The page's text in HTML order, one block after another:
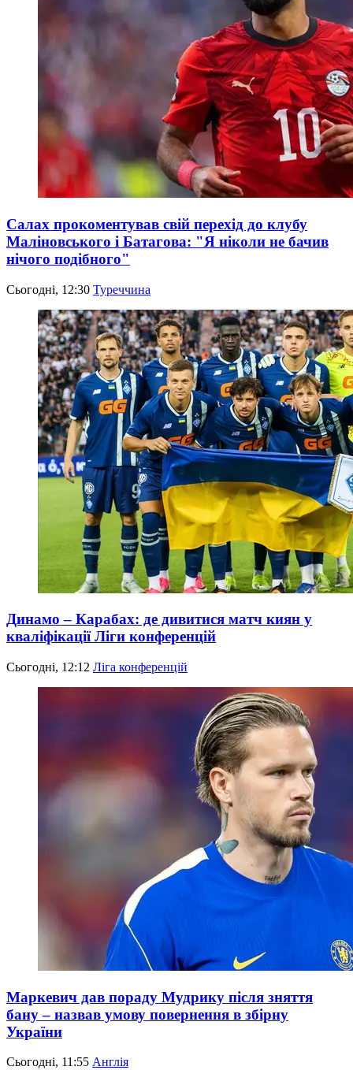
Салах прокоментував свій перехід до клубу
Маліновського і Батагова: "Я ніколи не бачив
нічого подібного"
Сьогодні, 12:30 Туреччина
Динамо – Карабах: де дивитися матч киян у
кваліфікації Ліги конференцій
Сьогодні, 12:12 Ліга конференцій
Маркевич дав пораду Мудрику після зняття
бану – назвав умову повернення в збірну
України
Сьогодні, 11:55 Англія